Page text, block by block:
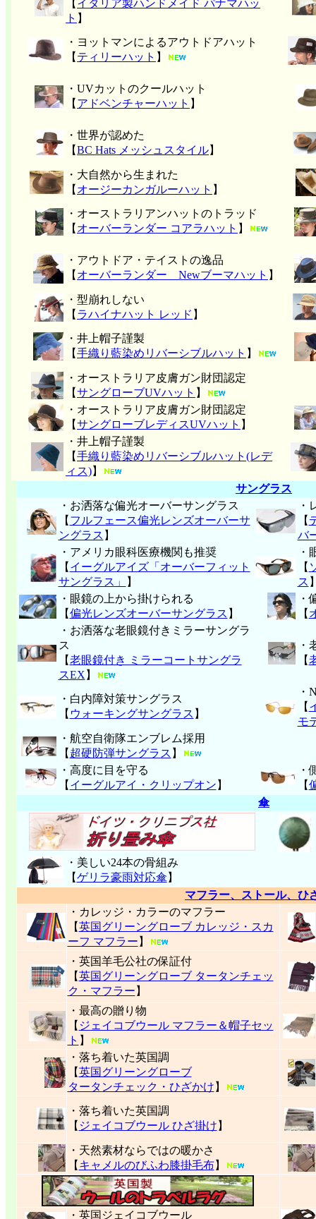
【 イタリア製ハンドメイド パナマハッ
ト 】
・ヨットマンによるアウトドアハット
【 ティリーハット 】
・UVカットのクールハット
【 アドベンチャーハット 】
・世界が認めた
【BC Hats メッシュスタイル】
・大自然から生まれた
【 オージーカンガルーハット 】
・オーストラリアンハットのトラッド
【 オーバーランダー コアラハット 】
・アウトドア・テイストの逸品
【 オーバーランダー Newブーマハット 】
・型崩れしない
【 ラハイナハット レッド 】
・井上帽子謹製
【手織り藍染めリバーシブルハット 】
・オーストラリア皮膚ガン財団認定
【サングローブUVハット 】
・オーストラリア皮膚ガン財団認定
【サングローブレディスUVハット 】
・井上帽子謹製
【手織り藍染めリバーシブルハット(レデ
ィス)】
サングラス
・お洒落な偏光オーバーサングラス
【 フルフェース偏光レンズオーバーサ
ングラス 】
・
【
バ
・アメリカ眼科医療機関も推奨
【 イーグルアイズ「オーバーフィット
サングラス」
】
・
【
ス
・眼鏡の上から掛けられる
【偏光レンズオーバーサングラス 】
・
【
・お洒落な老眼鏡付きミラーサングラ
ス
【老眼鏡付き ミラーコートサングラ
スEX 】
・
【
・白内障対策サングラス
【 ウォーキングサングラス 】
・
【
モ
・航空自衛隊エンブレム採用
【 超硬防弾サングラス 】
・高度に目を守る
【 イーグルアイ・クリップオン 】
・
【
傘
・美しい24本の骨組み
【ゲリラ豪雨対応傘 】
マフラー、ストール、ひ
・カレッジ・カラーのマフラー
【英国グリーングローブ カレッジ・スカ
ーフ マフラー 】
・英国羊毛公社の保証付
【英国グリーングローブ タータンチェッ
ク・マフラー 】
・最高の贈り物
【 ジェイコブウール マフラー＆帽子セッ
ト 】
・落ち着いた英国調
【英国グリーングローブ
タータンチェック・ひざかけ 】
・落ち着いた英国調
【 ジェイコブウール ひざ掛け 】
・天然素材ならではの暖かさ
【 キャメルのびふわ膝掛毛布】
・英国ジェイコブウール